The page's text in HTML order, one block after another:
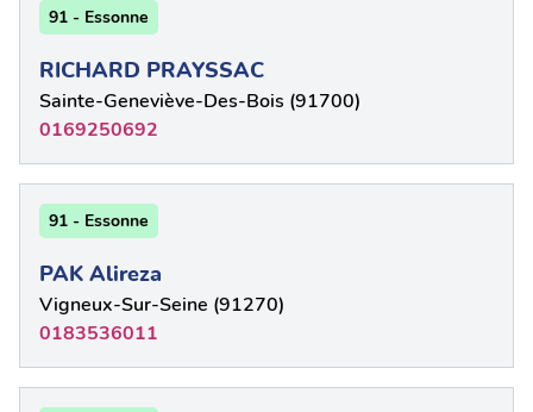
91 - Essonne
RICHARD PRAYSSAC
Sainte-Geneviève-Des-Bois (91700)
0169250692
91 - Essonne
PAK Alireza
Vigneux-Sur-Seine (91270)
0183536011